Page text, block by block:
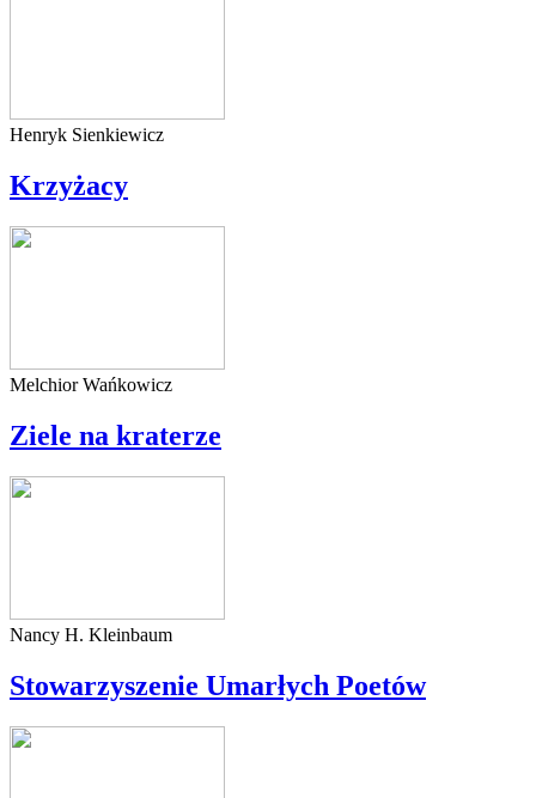
Henryk Sienkiewicz
Krzyżacy
Melchior Wańkowicz
Ziele na kraterze
Nancy H. Kleinbaum
Stowarzyszenie Umarłych Poetów